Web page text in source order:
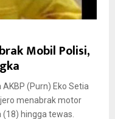
Mobil Polisi,
(Purn) Eko Setia
menabrak motor
hingga tewas.